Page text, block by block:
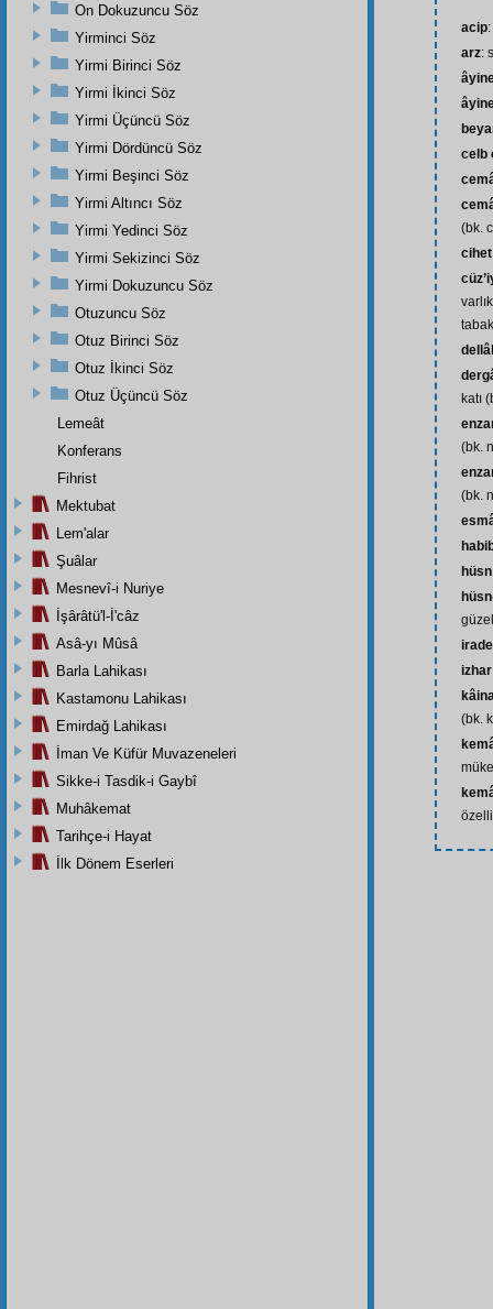
acip
arz:
celb
(bk.
cihet
dellâl
katı
(bk.
(bk.
hüsn
irade
izhar
(bk.
On Dokuzuncu Söz
Yirminci Söz
Yirmi Birinci Söz
Yirmi İkinci Söz
Yirmi Üçüncü Söz
Yirmi Dördüncü Söz
Yirmi Beşinci Söz
Yirmi Altıncı Söz
Yirmi Yedinci Söz
Yirmi Sekizinci Söz
Yirmi Dokuzuncu Söz
Otuzuncu Söz
Otuz Birinci Söz
Otuz İkinci Söz
Otuz Üçüncü Söz
Lemeât
Konferans
Fihrist
Mektubat
Lem'alar
Şuâlar
Mesnevî-i Nuriye
İşârâtü'l-İ'câz
Asâ-yı Mûsâ
Barla Lahikası
Kastamonu Lahikası
Emirdağ Lahikası
İman Ve Küfür Muvazeneleri
Sikke-i Tasdik-i Gaybî
Muhâkemat
Tarihçe-i Hayat
İlk Dönem Eserleri